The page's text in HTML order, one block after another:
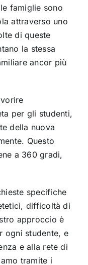
famiglie sono
attraverso uno
di queste
la stessa
ancor più
per gli studenti,
della nuova
Questo
a 360 gradi,
specifiche
difficoltà di
approccio è
ogni studente, e
e alla rete di
tramite i